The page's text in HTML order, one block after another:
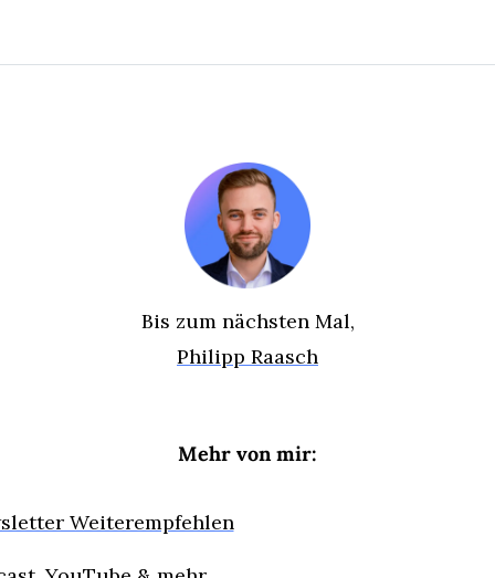
Bis zum nächsten Mal,
Philipp Raasch
Mehr von mir:
Weiterempfehlen